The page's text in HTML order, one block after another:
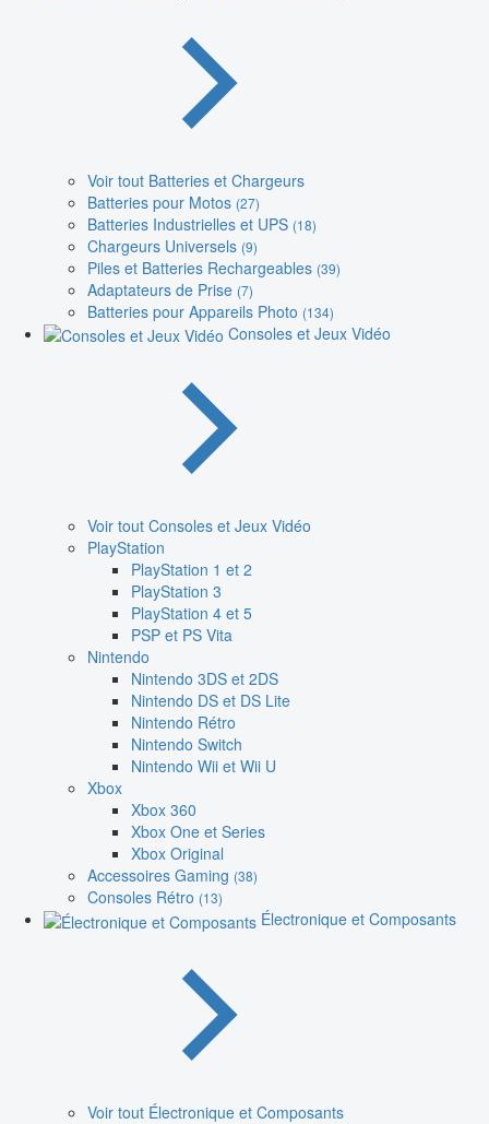
Voir tout Batteries et Chargeurs
Batteries pour Motos (27)
Batteries Industrielles et UPS (18)
Chargeurs Universels (9)
Piles et Batteries Rechargeables (39)
Adaptateurs de Prise (7)
Batteries pour Appareils Photo (134)
Consoles et Jeux Vidéo
Voir tout Consoles et Jeux Vidéo
PlayStation
PlayStation 1 et 2
PlayStation 3
PlayStation 4 et 5
PSP et PS Vita
Nintendo
Nintendo 3DS et 2DS
Nintendo DS et DS Lite
Nintendo Rétro
Nintendo Switch
Nintendo Wii et Wii U
Xbox
Xbox 360
Xbox One et Series
Xbox Original
Accessoires Gaming (38)
Consoles Rétro (13)
Électronique et Composants
Voir tout Électronique et Composants